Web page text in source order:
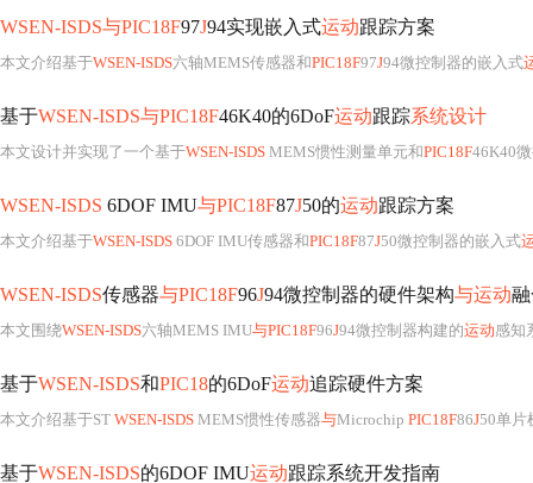
WSEN-ISDS与PIC18F97J94实现嵌入式运动跟踪方案
本文介绍基于WSEN-ISDS六轴MEMS传感器和PIC18F97J94微控制器的嵌入式
基于WSEN-ISDS与PIC18F46K40的6DoF运动跟踪系统设计
本文设计并实现了一个基于WSEN-ISDS MEMS惯性测量单元和PIC18F46K40
WSEN-ISDS 6DOF IMU与PIC18F87J50的运动跟踪方案
本文介绍基于WSEN-ISDS 6DOF IMU传感器和PIC18F87J50微控制器的嵌入式
WSEN-ISDS传感器与PIC18F96J94微控制器的硬件架构与运动
本文围绕WSEN-ISDS六轴MEMS IMU与PIC18F96J94微控制器构建的运动感知系统，详述其硬
基于WSEN-ISDS和PIC18的6DoF运动追踪硬件方案
本文介绍基于ST WSEN-ISDS MEMS惯性传感器与Microchip PIC18F86J50单片
基于WSEN-ISDS的6DOF IMU运动跟踪系统开发指南